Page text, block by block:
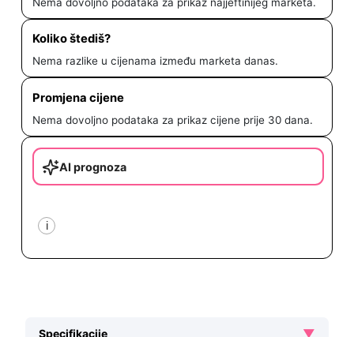
Koliko štediš?
Nema razlike u cijenama između marketa danas.
Promjena cijene
Nema dovoljno podataka za prikaz cijene prije 30 dana.
AI prognoza
i
Specifikacije ▼